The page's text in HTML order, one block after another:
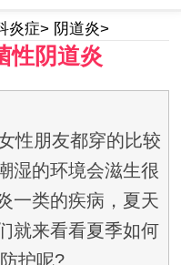
炎症> 阴道炎>
性阴道炎
性朋友都穿的比较
湿的环境会滋生很
一类的疾病，夏天
就来看看夏季如何
护呢?